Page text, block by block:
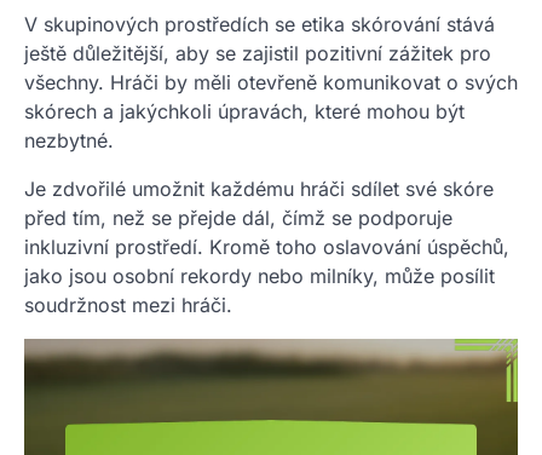
V skupinových prostředích se etika skórování stává
ještě důležitější, aby se zajistil pozitivní zážitek pro
všechny. Hráči by měli otevřeně komunikovat o svých
skórech a jakýchkoli úpravách, které mohou být
nezbytné.
Je zdvořilé umožnit každému hráči sdílet své skóre
před tím, než se přejde dál, čímž se podporuje
inkluzivní prostředí. Kromě toho oslavování úspěchů,
jako jsou osobní rekordy nebo milníky, může posílit
soudržnost mezi hráči.